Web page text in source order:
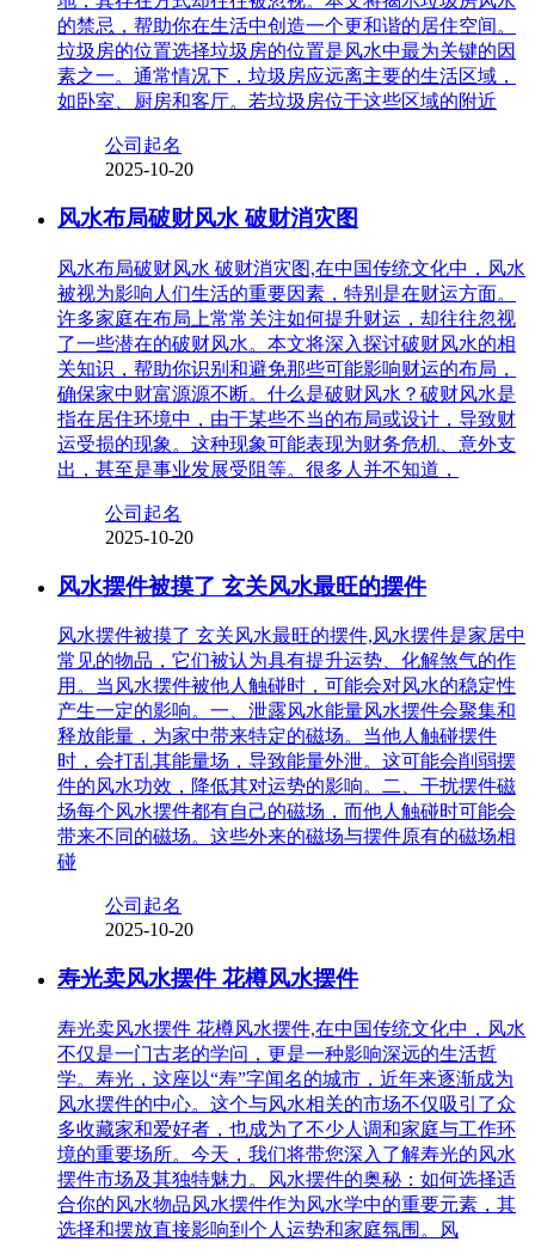
的禁忌，帮助你在生活中创造一个更和谐的居住空间。
垃圾房的位置选择垃圾房的位置是风水中最为关键的因
素之一。通常情况下，垃圾房应远离主要的生活区域，
如卧室、厨房和客厅。若垃圾房位于这些区域的附近
公司起名
2025-10-20
风水布局破财风水 破财消灾图
风水布局破财风水 破财消灾图,在中国传统文化中，风水
被视为影响人们生活的重要因素，特别是在财运方面。
许多家庭在布局上常常关注如何提升财运，却往往忽视
了一些潜在的破财风水。本文将深入探讨破财风水的相
关知识，帮助你识别和避免那些可能影响财运的布局，
确保家中财富源源不断。什么是破财风水？破财风水是
指在居住环境中，由于某些不当的布局或设计，导致财
运受损的现象。这种现象可能表现为财务危机、意外支
出，甚至是事业发展受阻等。很多人并不知道，
公司起名
2025-10-20
风水摆件被摸了 玄关风水最旺的摆件
风水摆件被摸了 玄关风水最旺的摆件,风水摆件是家居中
常见的物品，它们被认为具有提升运势、化解煞气的作
用。当风水摆件被他人触碰时，可能会对风水的稳定性
产生一定的影响。一、泄露风水能量风水摆件会聚集和
释放能量，为家中带来特定的磁场。当他人触碰摆件
时，会打乱其能量场，导致能量外泄。这可能会削弱摆
件的风水功效，降低其对运势的影响。二、干扰摆件磁
场每个风水摆件都有自己的磁场，而他人触碰时可能会
带来不同的磁场。这些外来的磁场与摆件原有的磁场相
碰
公司起名
2025-10-20
寿光卖风水摆件 花樽风水摆件
寿光卖风水摆件 花樽风水摆件,在中国传统文化中，风水
不仅是一门古老的学问，更是一种影响深远的生活哲
学。寿光，这座以“寿”字闻名的城市，近年来逐渐成为
风水摆件的中心。这个与风水相关的市场不仅吸引了众
多收藏家和爱好者，也成为了不少人调和家庭与工作环
境的重要场所。今天，我们将带您深入了解寿光的风水
摆件市场及其独特魅力。风水摆件的奥秘：如何选择适
合你的风水物品风水摆件作为风水学中的重要元素，其
选择和摆放直接影响到个人运势和家庭氛围。风